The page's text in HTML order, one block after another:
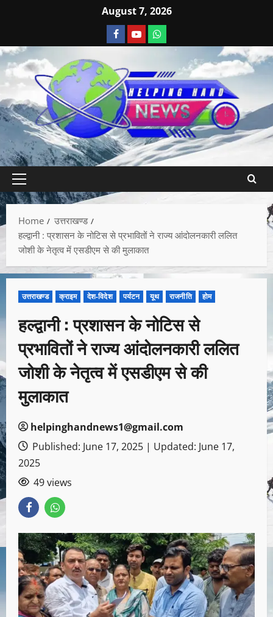
August 7, 2026
Home
उत्तराखण्ड
हल्द्वानी : प्रशासन के नोटिस से प्रभावितों ने राज्य आंदोलनकारी ललित
जोशी के नेतृत्व में एसडीएम से की मुलाकात
उत्तराखण्ड क्राइम देश-विदेश पर्यटन यूथ राजनीति होम
हल्द्वानी : प्रशासन के नोटिस से
प्रभावितों ने राज्य आंदोलनकारी ललित
जोशी के नेतृत्व में एसडीएम से की
मुलाकात
helpinghandnews1@gmail.com
Published: June 17, 2025 | Updated: June 17,
2025
49 views